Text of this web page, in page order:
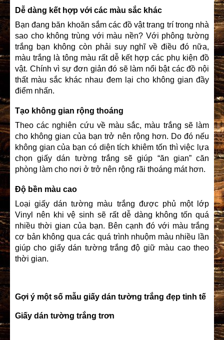
Dễ dàng kết hợp với các màu sắc khác
Bạn đang băn khoăn sắm các đồ vật trang trí trong nhà
sao cho không trùng với màu nền? Với phông tường
trắng bạn không còn phải suy nghĩ về điều đó nữa,
màu trắng là tông màu rất dễ kết hợp các phụ kiện đồ
vật. Chính vì sự đơn giản đó sẽ làm nổi bật các đồ nội
thất màu sắc khác nhau đem lại cho không gian đầy
điểm nhấn.
Tạo không gian rộng thoáng
Theo các nghiên cứu về màu sắc, màu trắng sẽ làm
cho không gian của bạn trở nên rộng hơn. Do đó nếu
không gian của bạn có diện tích khiêm tốn thì việc lựa
chọn giấy dán tường trắng sẽ giúp “ăn gian” căn
phòng làm cho nơi ở trở nên rộng rãi thoáng mát hơn.
Độ bền màu cao
Loại giấy dán tường màu trắng được phủ một lớp
Vinyl nên khi vệ sinh sẽ rất dễ dàng không tốn quá
nhiều thời gian của bạn. Bên cạnh đó với màu trắng
cơ bản không qua các quá trình nhuộm màu nhiều lần
giúp cho giấy dán tường trắng độ giữ màu cao theo
thời gian.
Gợi ý một số mẫu giấy dán tường trắng đẹp tinh tế
Giấy dán tường trắng trơn